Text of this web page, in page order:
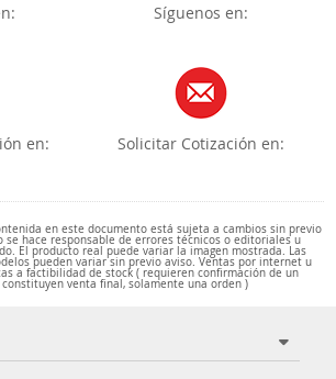
Síguenos en:
en: Solicitar Cotización en:
en este documento está sujeta a cambios sin previo
se hace responsable de errores técnicos o editoriales u
El producto real puede variar la imagen mostrada. Las
pueden variar sin previo aviso. Ventas por internet u
a factibilidad de stock ( requieren confirmación de un
venta final, solamente una orden )